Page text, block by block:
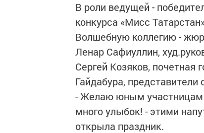
В роли ведущей -
конкурса «Мисс
Волшебную коллегию -
Ленар Сафиуллин,
Сергей Козяков, почетная
Гайдабура,
- Желаю юным участницам
много улыбок! - этими
открыла праздник.